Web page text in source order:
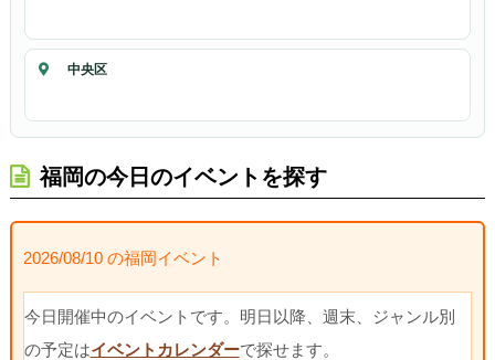
中央区
福岡の今日のイベントを探す
2026/08/10 の福岡イベント
今日開催中のイベントです。明日以降、週末、ジャンル別
の予定はイベントカレンダーで探せます。